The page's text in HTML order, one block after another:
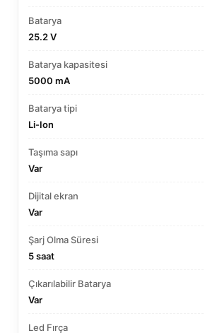
Batarya
25.2 V
Batarya kapasitesi
5000 mA
Batarya tipi
Li-Ion
Taşıma sapı
Var
Dijital ekran
Var
Şarj Olma Süresi
5 saat
Çıkarılabilir Batarya
Var
Led Fırça